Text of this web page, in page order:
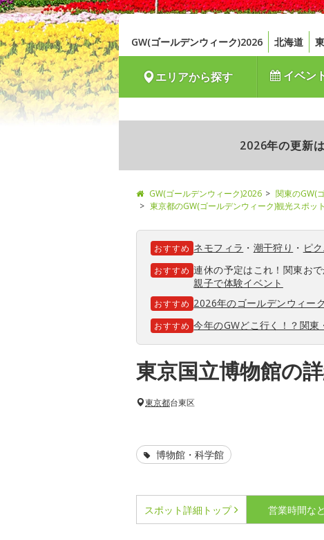
GW(ゴールデンウィーク)2026 北海道
エリアから探す イベン
2026年の更新
GW(ゴールデンウィーク)2026 関東のGW(
東京都のGW(ゴールデンウィーク)観光スポット
おすすめ ネモフィラ ・ 潮干狩り ・ ピ
おすすめ 連休の予定はこれ！関東お
親子で体験イベント
おすすめ 2026年のゴールデンウィー
おすすめ 今年のGWどこ行く！？関
東京国立博物館の
東京都台東区
博物館・科学館
スポット詳細 トップ 営業時間な